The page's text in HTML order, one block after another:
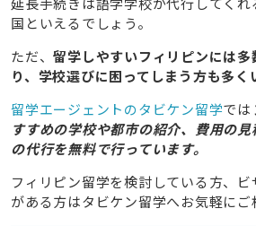
延長手続きは語学学校が代行してく
国といえるでしょう。
ただ、留学しやすいフィリピンには多
り、学校選びに困ってしまう方も多く
留学エージェントのタビケン留学では
すすめの学校や都市の紹介、費用の
の代行を無料で行っています。
フィリピン留学を検討している方、
がある方はタビケン留学へお気軽にご